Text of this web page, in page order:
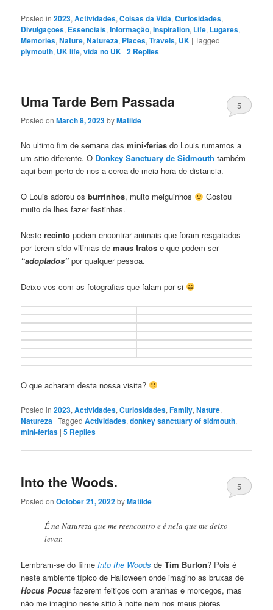
Posted in 2023,Actividades,Coisas da Vida,Curiosidades,
Divulgaçōes, Essenciais,Informação,Inspiration, Life, Lugares,
Memories,Nature,Natureza, Places,Travels, UK |Tagged
plymouth, UK life,vida no UK |2 Replies
Uma Tarde Bem Passada
Posted onMarch 8, 2023byMatilde
5
No ultimo fim de semana dasmini-ferias do Louis rumamos a
um sitio diferente. O Donkey Sanctuary de Sidmouth também
aqui bem perto de nos a cerca de meia hora de distancia.
O Louis adorou osburrinhos, muito meiguinhos
Gostou
muito de lhes fazer festinhas.
Nesterecinto podem encontrar animais que foram resgatados
por terem sido vitimas demaus tratos e que podem ser
“adoptados” por qualquer pessoa.
Deixo-vos com as fotografias que falam por si
O que acharam desta nossa visita?
Posted in 2023,Actividades,Curiosidades,Family,Nature,
Natureza |Tagged Actividades,donkey sanctuary of sidmouth,
mini-ferias |5 Replies
Into the Woods.
Posted onOctober 21, 2022byMatilde
5
É na Natureza que me reencontro e é nela que me deixo
levar.
Lembram-se do filme Into the Woods deTim Burton? Pois é
neste ambiente típico de Halloween onde imagino as bruxas de
Hocus Pocus fazerem feitiços com aranhas e morcegos, mas
não me imagino neste sitio à noite nem nos meus piores